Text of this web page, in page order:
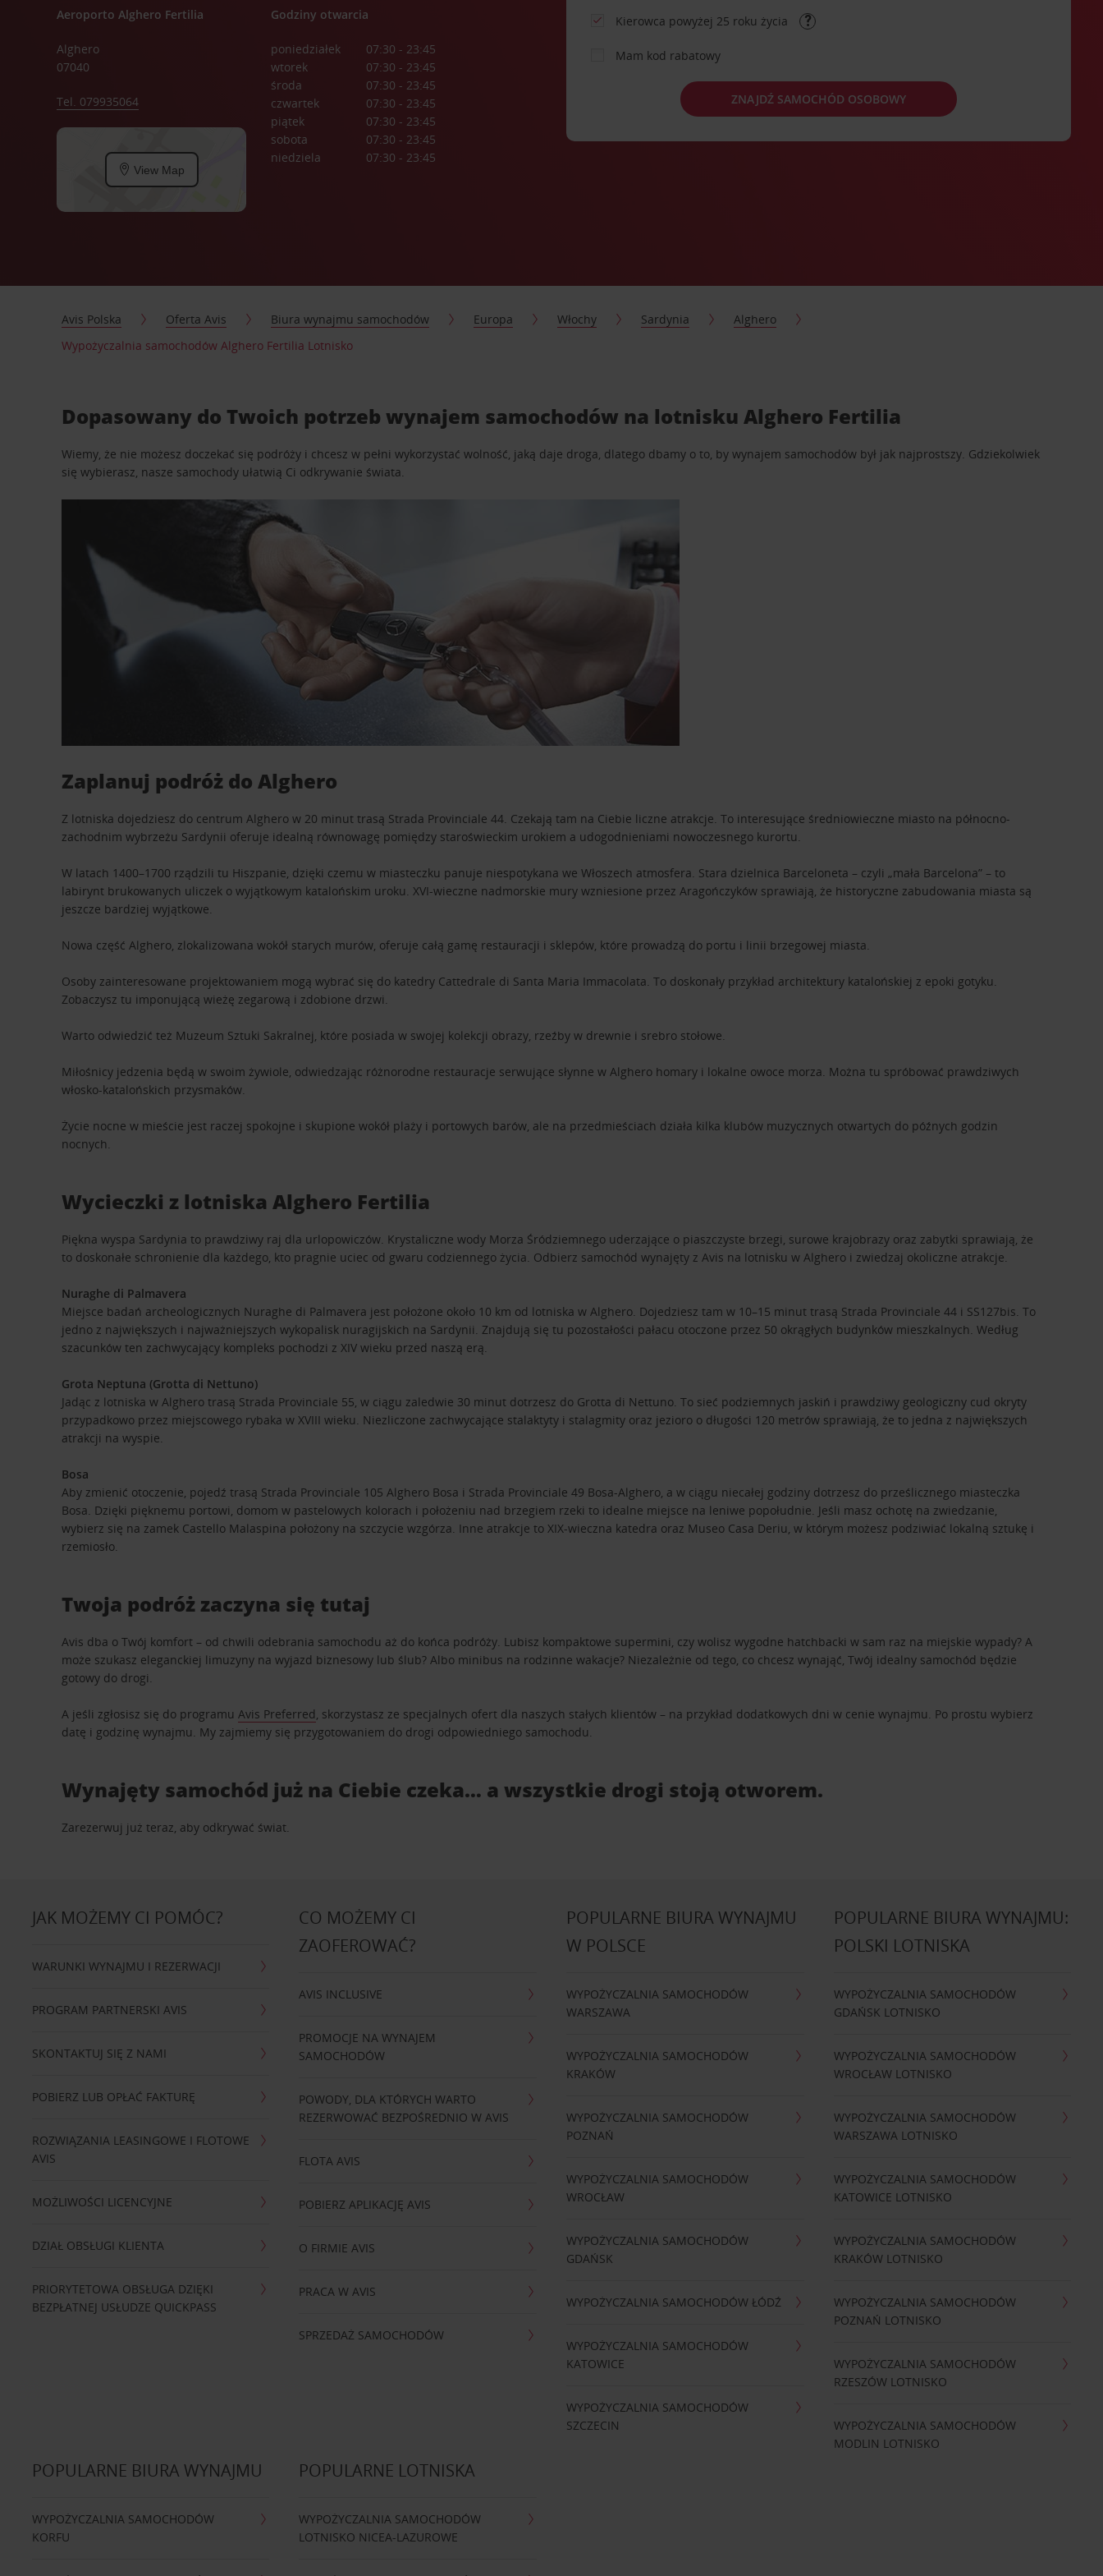
Aeroporto Alghero Fertilia
Alghero
07040
Tel. 079935064
View Map
Godziny otwarcia
poniedziałek
07:30 - 23:45
wtorek
07:30 - 23:45
środa
07:30 - 23:45
czwartek
07:30 - 23:45
piątek
07:30 - 23:45
sobota
07:30 - 23:45
niedziela
07:30 - 23:45
Kierowca powyżej 25 roku życia
Mam kod rabatowy
ZNAJDŹ SAMOCHÓD OSOBOWY
Avis Polska Oferta Avis Biura wynajmu samochodów Europa Włochy Sardynia
Alghero
Wypożyczalnia samochodów Alghero Fertilia Lotnisko
Dopasowany do Twoich potrzeb wynajem samochodów na lotnisku Alghero Fertilia
Wiemy, że nie możesz doczekać się podróży i chcesz w pełni wykorzystać wolność, jaką daje droga, dlatego dbamy o to, by wynajem samochodów był jak najprostszy. Gdziekolwiek
się wybierasz, nasze samochody ułatwią Ci odkrywanie świata.
Zaplanuj podróż do Alghero
Z lotniska dojedziesz do centrum Alghero w 20 minut trasą Strada Provinciale 44. Czekają tam na Ciebie liczne atrakcje. To interesujące średniowieczne miasto na północno-
zachodnim wybrzeżu Sardynii oferuje idealną równowagę pomiędzy staroświeckim urokiem a udogodnieniami nowoczesnego kurortu.
W latach 1400–1700 rządzili tu Hiszpanie, dzięki czemu w miasteczku panuje niespotykana we Włoszech atmosfera. Stara dzielnica Barceloneta – czyli „mała Barcelona” – to
labirynt brukowanych uliczek o wyjątkowym katalońskim uroku. XVI-wieczne nadmorskie mury wzniesione przez Aragończyków sprawiają, że historyczne zabudowania miasta są
jeszcze bardziej wyjątkowe.
Nowa część Alghero, zlokalizowana wokół starych murów, oferuje całą gamę restauracji i sklepów, które prowadzą do portu i linii brzegowej miasta.
Osoby zainteresowane projektowaniem mogą wybrać się do katedry Cattedrale di Santa Maria Immacolata. To doskonały przykład architektury katalońskiej z epoki gotyku.
Zobaczysz tu imponującą wieżę zegarową i zdobione drzwi.
Warto odwiedzić też Muzeum Sztuki Sakralnej, które posiada w swojej kolekcji obrazy, rzeźby w drewnie i srebro stołowe.
Miłośnicy jedzenia będą w swoim żywiole, odwiedzając różnorodne restauracje serwujące słynne w Alghero homary i lokalne owoce morza. Można tu spróbować prawdziwych
włosko-katalońskich przysmaków.
Życie nocne w mieście jest raczej spokojne i skupione wokół plaży i portowych barów, ale na przedmieściach działa kilka klubów muzycznych otwartych do późnych godzin
nocnych.
Wycieczki z lotniska Alghero Fertilia
Piękna wyspa Sardynia to prawdziwy raj dla urlopowiczów. Krystaliczne wody Morza Śródziemnego uderzające o piaszczyste brzegi, surowe krajobrazy oraz zabytki sprawiają, że
to doskonałe schronienie dla każdego, kto pragnie uciec od gwaru codziennego życia. Odbierz samochód wynajęty z Avis na lotnisku w Alghero i zwiedzaj okoliczne atrakcje.
Nuraghe di Palmavera
Miejsce badań archeologicznych Nuraghe di Palmavera jest położone około 10 km od lotniska w Alghero. Dojedziesz tam w 10–15 minut trasą Strada Provinciale 44 i SS127bis. To
jedno z największych i najważniejszych wykopalisk nuragijskich na Sardynii. Znajdują się tu pozostałości pałacu otoczone przez 50 okrągłych budynków mieszkalnych. Według
szacunków ten zachwycający kompleks pochodzi z XIV wieku przed naszą erą.
Grota Neptuna (Grotta di Nettuno)
Jadąc z lotniska w Alghero trasą Strada Provinciale 55, w ciągu zaledwie 30 minut dotrzesz do Grotta di Nettuno. To sieć podziemnych jaskiń i prawdziwy geologiczny cud okryty
przypadkowo przez miejscowego rybaka w XVIII wieku. Niezliczone zachwycające stalaktyty i stalagmity oraz jezioro o długości 120 metrów sprawiają, że to jedna z największych
atrakcji na wyspie.
Bosa
Aby zmienić otoczenie, pojedź trasą Strada Provinciale 105 Alghero Bosa i Strada Provinciale 49 Bosa-Alghero, a w ciągu niecałej godziny dotrzesz do prześlicznego miasteczka
Bosa. Dzięki pięknemu portowi, domom w pastelowych kolorach i położeniu nad brzegiem rzeki to idealne miejsce na leniwe popołudnie. Jeśli masz ochotę na zwiedzanie,
wybierz się na zamek Castello Malaspina położony na szczycie wzgórza. Inne atrakcje to XIX-wieczna katedra oraz Museo Casa Deriu, w którym możesz podziwiać lokalną sztukę i
rzemiosło.
Twoja podróż zaczyna się tutaj
Avis dba o Twój komfort – od chwili odebrania samochodu aż do końca podróży. Lubisz kompaktowe supermini, czy wolisz wygodne hatchbacki w sam raz na miejskie wypady? A
może szukasz eleganckiej limuzyny na wyjazd biznesowy lub ślub? Albo minibus na rodzinne wakacje? Niezależnie od tego, co chcesz wynająć, Twój idealny samochód będzie
gotowy do drogi.
A jeśli zgłosisz się do programuAvis Preferred, skorzystasz ze specjalnych ofert dla naszych stałych klientów – na przykład dodatkowych dni w cenie wynajmu. Po prostu wybierz
datę i godzinę wynajmu. My zajmiemy się przygotowaniem do drogi odpowiedniego samochodu.
Wynajęty samochód już na Ciebie czeka… a wszystkie drogi stoją otworem.
Zarezerwuj już teraz, aby odkrywać świat.
JAK MOŻEMY CI POMÓC?
WARUNKI WYNAJMU I REZERWACJI
PROGRAM PARTNERSKI AVIS
SKONTAKTUJ SIĘ Z NAMI
POBIERZ LUB OPŁAĆ FAKTURĘ
ROZWIĄZANIA LEASINGOWE I FLOTOWE
AVIS
MOŻLIWOŚCI LICENCYJNE
DZIAŁ OBSŁUGI KLIENTA
PRIORYTETOWA OBSŁUGA DZIĘKI
BEZPŁATNEJ USŁUDZE QUICKPASS
CO MOŻEMY CI
ZAOFEROWAĆ?
AVIS INCLUSIVE
PROMOCJE NA WYNAJEM
SAMOCHODÓW
POWODY, DLA KTÓRYCH WARTO
REZERWOWAĆ BEZPOŚREDNIO W AVIS
FLOTA AVIS
POBIERZ APLIKACJĘ AVIS
O FIRMIE AVIS
PRACA W AVIS
SPRZEDAŻ SAMOCHODÓW
POPULARNE BIURA WYNAJMU
W POLSCE
WYPOŻYCZALNIA SAMOCHODÓW
WARSZAWA
WYPOŻYCZALNIA SAMOCHODÓW
KRAKÓW
WYPOŻYCZALNIA SAMOCHODÓW
POZNAŃ
WYPOŻYCZALNIA SAMOCHODÓW
WROCŁAW
WYPOŻYCZALNIA SAMOCHODÓW
GDAŃSK
WYPOŻYCZALNIA SAMOCHODÓW ŁÓDŹ
WYPOŻYCZALNIA SAMOCHODÓW
KATOWICE
WYPOŻYCZALNIA SAMOCHODÓW
SZCZECIN
POPULARNE BIURA WYNAJMU:
POLSKI LOTNISKA
WYPOŻYCZALNIA SAMOCHODÓW
GDAŃSK LOTNISKO
WYPOŻYCZALNIA SAMOCHODÓW
WROCŁAW LOTNISKO
WYPOŻYCZALNIA SAMOCHODÓW
WARSZAWA LOTNISKO
WYPOŻYCZALNIA SAMOCHODÓW
KATOWICE LOTNISKO
WYPOŻYCZALNIA SAMOCHODÓW
KRAKÓW LOTNISKO
WYPOŻYCZALNIA SAMOCHODÓW
POZNAŃ LOTNISKO
WYPOŻYCZALNIA SAMOCHODÓW
RZESZÓW LOTNISKO
WYPOŻYCZALNIA SAMOCHODÓW
MODLIN LOTNISKO
POPULARNE BIURA WYNAJMU
WYPOŻYCZALNIA SAMOCHODÓW
KORFU
POPULARNE LOTNISKA
WYPOŻYCZALNIA SAMOCHODÓW
LOTNISKO NICEA-LAZUROWE